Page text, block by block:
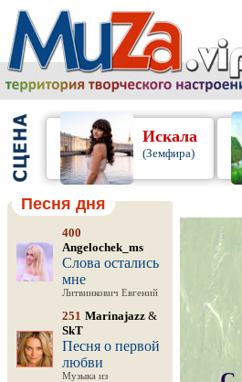
Искала
(Земфира)
Песня дня
400
Angelochek_ms
Слова остались
мне
Литвинкович Евгений
251 Marinajazz &
SkT
Песня о первой
любви
Музыка из